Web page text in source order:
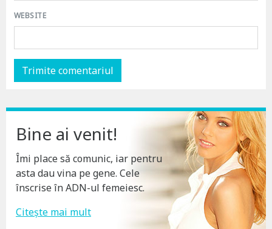
WEBSITE
Bine ai venit!
Îmi place să comunic, iar pentru
asta dau vina pe gene. Cele
înscrise în ADN-ul femeiesc.
Citește mai mult